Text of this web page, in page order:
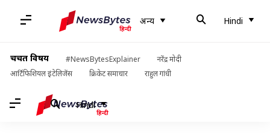
अन्य Hindi
चर्चित विषय #NewsBytesExplainer
नरेंद्र मोदी
आर्टिफिशियल इंटेलिजेंस
क्रिकेट समाचार राहुल गांधी
Hindi